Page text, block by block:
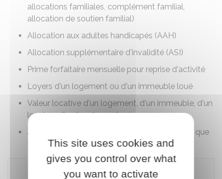
allocations familiales, complément familial,
allocation de soutien familial)
Allocation aux adultes handicapés (AAH)
Allocation supplémentaire d'invalidité (ASI)
Prime forfaitaire mensuelle pour reprise d'activité
Loyers d'un logement ou d'un immeuble loué
Valeur locative d'un logement, d'un immeuble, d'un
local ou d'un terrain non loué
Allocation de l'aide sociale à l'enfance en tant que
tiers digne de confiance
This site uses cookies and
gives you control over what
you want to activate